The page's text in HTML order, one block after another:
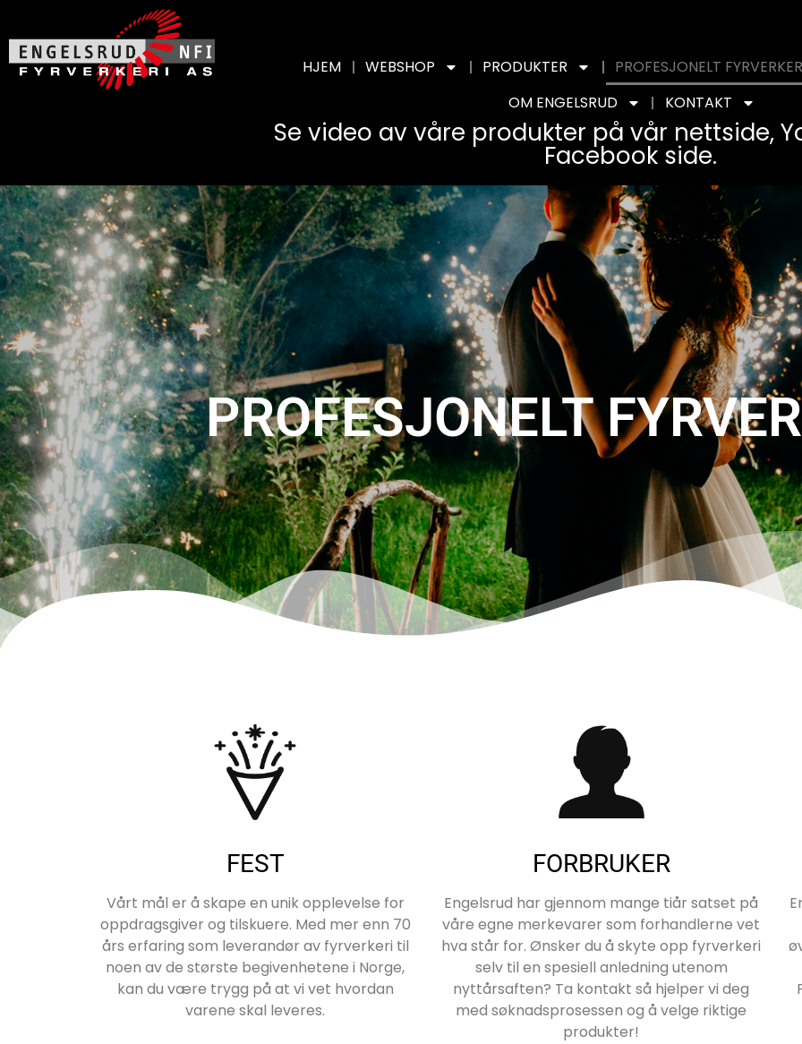
HJEM WEBSHOP PRODUKTER
PROFESJONELT
OM ENGELSRUD
KONTAKT
Se video av våre produkter på vår nettside,
Facebook side.
PROFESJONELT
FEST
Vårt mål er å skape en unik opplevelse for
oppdragsgiver og tilskuere. Med mer enn 70
års erfaring som leverandør av fyrverkeri til
noen av de største begivenhetene i Norge,
kan du være trygg på at vi vet hvordan
varene skal leveres.
FORBRUKER
Engelsrud har gjennom mange tiår satset på
våre egne merkevarer som forhandlerne vet
hva står for. Ønsker du å skyte opp fyrverkeri
selv til en spesiell anledning utenom
nyttårsaften? Ta kontakt så hjelper vi deg
med søknadsprosessen og å velge riktige
produkter!